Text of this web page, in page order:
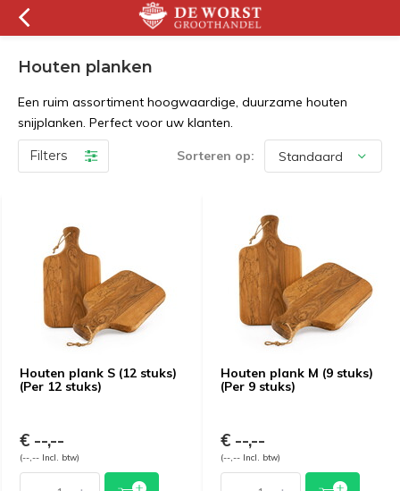
Houten planken
Een ruim assortiment hoogwaardige, duurzame houten
snijplanken. Perfect voor uw klanten.
Filters Sorteren op:
Houten plank S (12 stuks)
(Per 12 stuks)
€ --,--
(--,-- Incl. btw)
Houten plank M (9 stuks)
(Per 9 stuks)
€ --,--
(--,-- Incl. btw)